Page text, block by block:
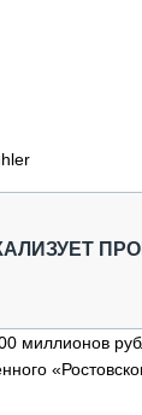
миллионов